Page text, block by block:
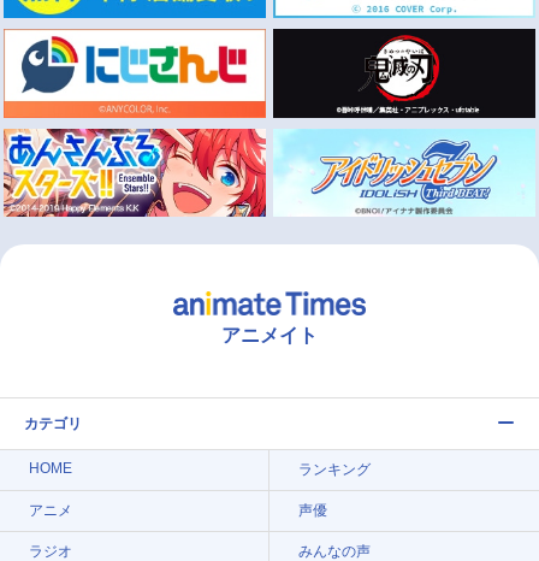
アニメイト
カテゴリ
HOME ランキング
アニメ 声優
ラジオ みんなの声